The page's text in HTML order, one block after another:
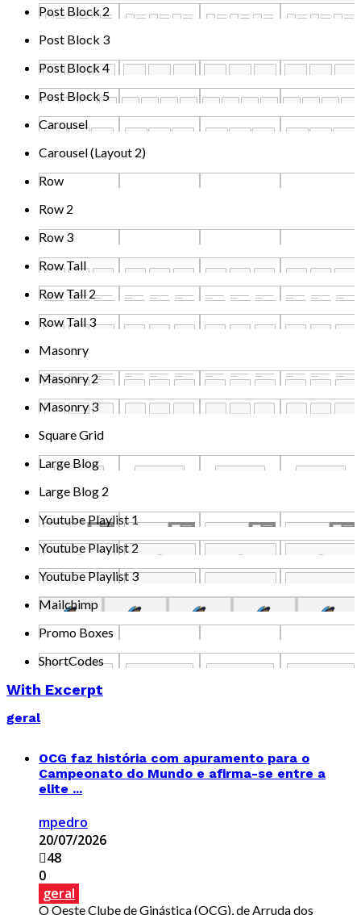
Post Block 2
Post Block 3
Post Block 4
Post Block 5
Carousel
Carousel (Layout 2)
Row
Row 2
Row 3
Row Tall
Row Tall 2
Row Tall 3
Masonry
Masonry 2
Masonry 3
Square Grid
Large Blog
Large Blog 2
Youtube Playlist 1
Youtube Playlist 2
Youtube Playlist 3
Mailchimp
Promo Boxes
ShortCodes
With Excerpt
geral
OCG faz história com apuramento para o
Campeonato do Mundo e afirma-se entre a
elite ...
mpedro
20/07/2026
48
0
geral
O Oeste Clube de Ginástica (OCG), de Arruda dos